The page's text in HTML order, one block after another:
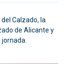
Calzado, la
de Alicante y